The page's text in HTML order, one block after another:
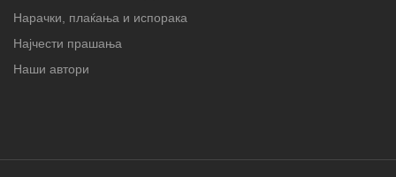
Нарачки, плаќања и испорака
Најчести прашања
Наши автори